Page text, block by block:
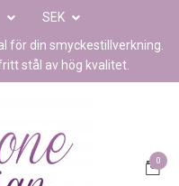
SEK
för din smyckestillverkning.
stål av hög kvalitet.
0